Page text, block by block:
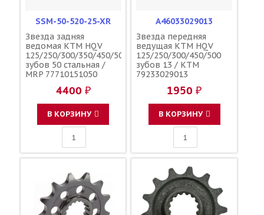
SSM-50-520-25-XR
Звезда задняя
ведомая KTM HQV
125/250/300/350/450/500
зубов 50 стальная /
MRP 77710151050
4400 ₽
В КОРЗИНУ
A46033029013
Звезда передняя
ведущая KTM HQV
125/250/300/450/500
зубов 13 / KTM
79233029013
1950 ₽
В КОРЗИНУ